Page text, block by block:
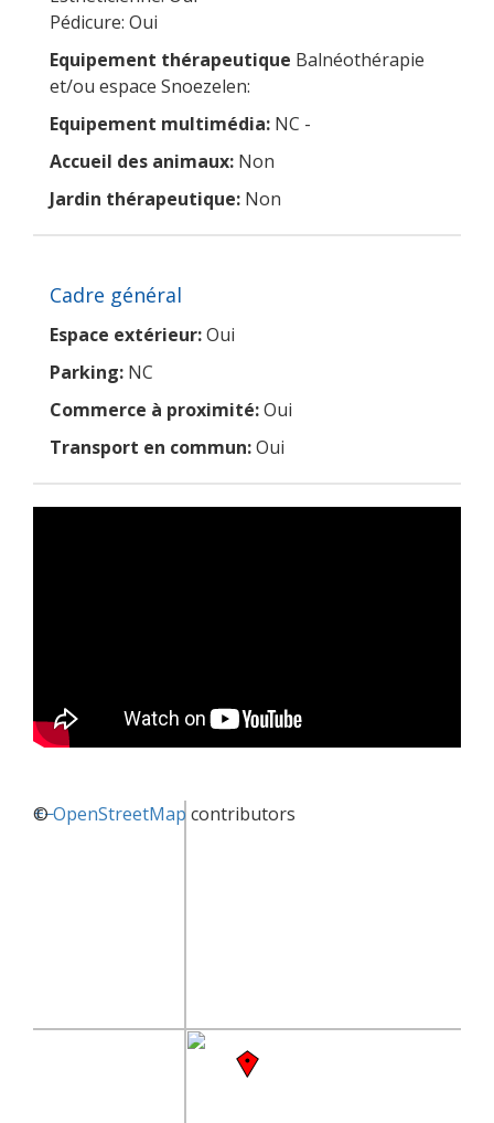
Pédicure: Oui
Equipement thérapeutique Balnéothérapie
et/ou espace Snoezelen:
Equipement multimédia: NC -
Accueil des animaux: Non
Jardin thérapeutique: Non
Cadre général
Espace extérieur:Oui
Parking: NC
Commerce à proximité:Oui
Transport en commun:Oui
+−
©OpenStreetMap contributors